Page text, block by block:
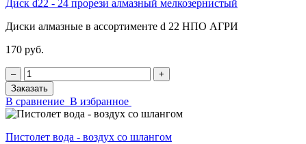
Диск d22 - 24 прорези алмазный мелкозернистый
Диски алмазные в ассортименте d 22 НПО АГРИ
170 руб.
‒
+
Заказать
В сравнение В избранное
Пистолет вода - воздух со шлангом